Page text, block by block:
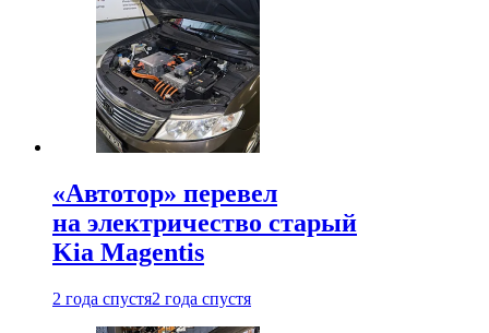
«Автотор» перевел
на электричество старый
Kia Magentis
2 года спустя2 года спустя